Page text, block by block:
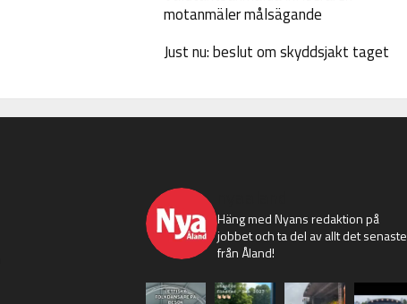
motanmäler målsägande
Just nu: beslut om skyddsjakt taget
Häng med Nyans redaktion på
jobbet och ta del av allt det senaste
från Åland!